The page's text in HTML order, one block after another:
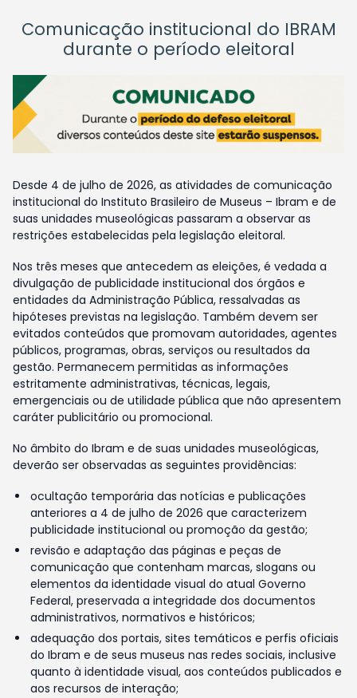
Comunicação institucional do IBRAM
durante o período eleitoral
Desde 4 de julho de 2026, as atividades de comunicação
institucional do Instituto Brasileiro de Museus – Ibram e de
suas unidades museológicas passaram a observar as
restrições estabelecidas pela legislação eleitoral.
Nos três meses que antecedem as eleições, é vedada a
divulgação de publicidade institucional dos órgãos e
entidades da Administração Pública, ressalvadas as
hipóteses previstas na legislação. Também devem ser
evitados conteúdos que promovam autoridades, agentes
públicos, programas, obras, serviços ou resultados da
gestão. Permanecem permitidas as informações
estritamente administrativas, técnicas, legais,
emergenciais ou de utilidade pública que não apresentem
caráter publicitário ou promocional.
No âmbito do Ibram e de suas unidades museológicas,
deverão ser observadas as seguintes providências:
ocultação temporária das notícias e publicações
anteriores a 4 de julho de 2026 que caracterizem
publicidade institucional ou promoção da gestão;
revisão e adaptação das páginas e peças de
comunicação que contenham marcas, slogans ou
elementos da identidade visual do atual Governo
Federal, preservada a integridade dos documentos
administrativos, normativos e históricos;
adequação dos portais, sites temáticos e perfis oficiais
do Ibram e de seus museus nas redes sociais, inclusive
quanto à identidade visual, aos conteúdos publicados e
aos recursos de interação;